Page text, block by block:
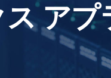
アプ